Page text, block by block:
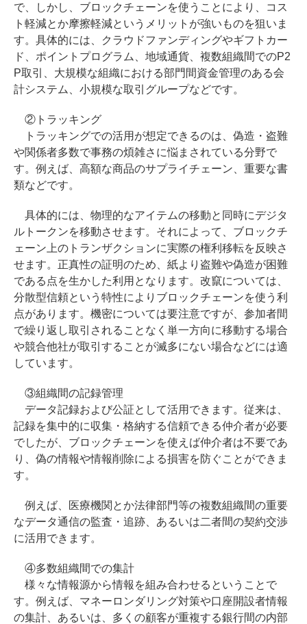
で、しかし、ブロックチェーンを使うことにより、コス
ト軽減とか摩擦軽減というメリットが強いものを狙いま
す。具体的には、クラウドファンディングやギフトカー
ド、ポイントプログラム、地域通貨、複数組織間でのP2
P取引、大規模な組織における部門間資金管理のある会
計システム、小規模な取引グループなどです。
②トラッキング
トラッキングでの活用が想定できるのは、偽造・盗難
や関係者多数で事務の煩雑さに悩まされている分野で
す。例えば、高額な商品のサプライチェーン、重要な書
類などです。
具体的には、物理的なアイテムの移動と同時にデジタ
ルトークンを移動させます。それによって、ブロックチ
ェーン上のトランザクションに実際の権利移転を反映さ
せます。正真性の証明のため、紙より盗難や偽造が困難
である点を生かした利用となります。改竄については、
分散型信頼という特性によりブロックチェーンを使う利
点があります。機密については要注意ですが、参加者間
で繰り返し取引されることなく単一方向に移動する場合
や競合他社が取引することが滅多にない場合などには適
しています。
③組織間の記録管理
データ記録および公証として活用できます。従来は、
記録を集中的に収集・格納する信頼できる仲介者が必要
でしたが、ブロックチェーンを使えば仲介者は不要であ
り、偽の情報や情報削除による損害を防ぐことができま
す。
例えば、医療機関とか法律部門等の複数組織間の重要
なデータ通信の監査・追跡、あるいは二者間の契約交渉
に活用できます。
④多数組織間での集計
様々な情報源から情報を組み合わせるということで
す。例えば、マネーロンダリング対策や口座開設者情報
の集計、あるいは、多くの顧客が重複する銀行間の内部